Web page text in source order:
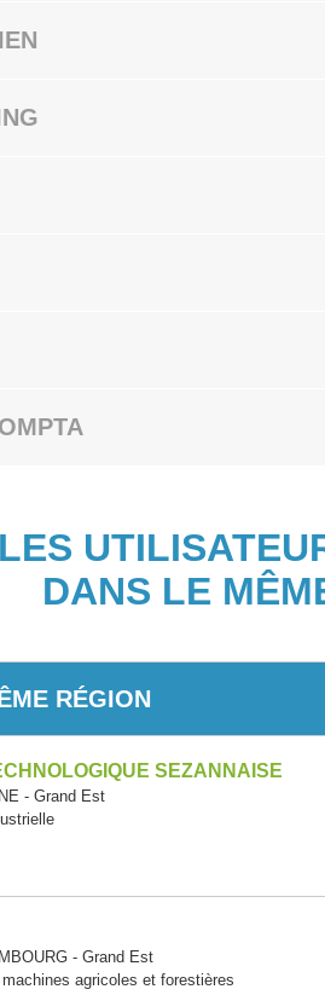
LES
DANS LE
RÉGION
SEZANNAISE
- Grand Est
- Grand Est
agricoles et forestières